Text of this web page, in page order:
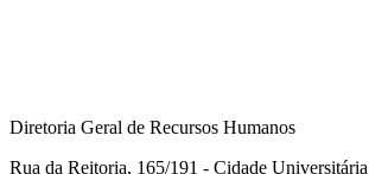
Diretoria Geral de Recursos Humanos
Rua da Reitoria, 165/191 - Cidade